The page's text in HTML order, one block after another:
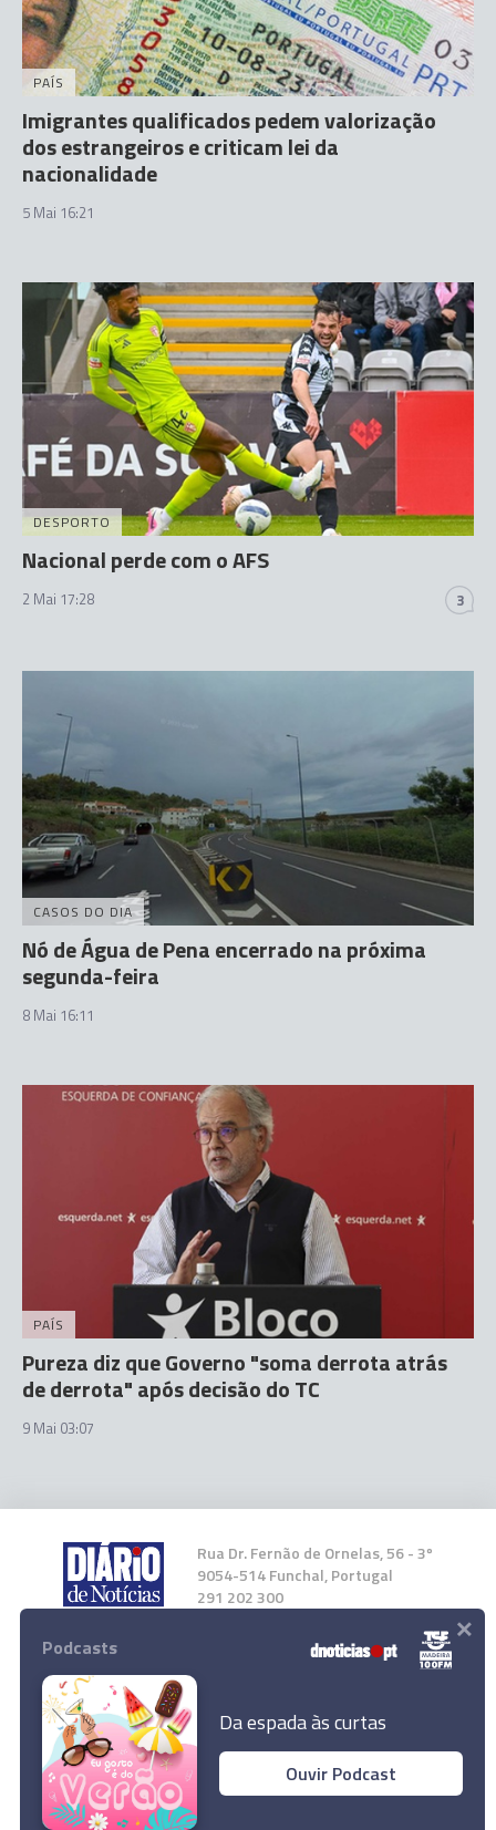
PAÍS
Imigrantes qualificados pedem valorização
dos estrangeiros e criticam lei da
nacionalidade
5 Mai 16:21
DESPORTO
Nacional perde com o AFS
2 Mai 17:28 3
CASOS DO DIA
Nó de Água de Pena encerrado na próxima
segunda-feira
8 Mai 16:11
PAÍS
Pureza diz que Governo "soma derrota atrás
de derrota" após decisão do TC
9 Mai 03:07
Rua Dr. Fernão de Ornelas, 56 - 3º
9054-514 Funchal, Portugal
291 202 300
Instale a nossa App
© 2026 Empresa Diário de Notícias, Lda.
Todos os direitos reservados.
Podcasts
Da espada às curtas
Ouvir Podcast
×